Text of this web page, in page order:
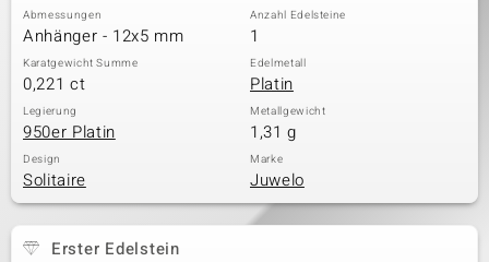
Abmessungen
Anhänger - 12x5 mm
Anzahl Edelsteine
1
Karatgewicht Summe
0,221 ct
Edelmetall
Platin
Legierung
950er Platin
Metallgewicht
1,31 g
Design
Solitaire
Marke
Juwelo
Erster Edelstein